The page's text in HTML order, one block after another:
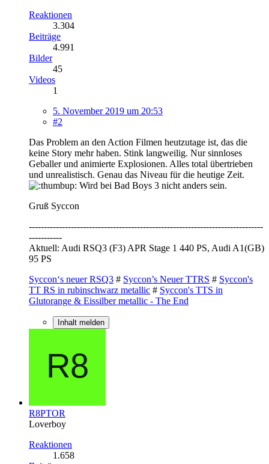
Reaktionen
3.304
Beiträge
4.991
Bilder
45
Videos
1
5. November 2019 um 20:53
#2
Das Problem an den Action Filmen heutzutage ist, das die
keine Story mehr haben. Stink langweilig. Nur sinnloses
Geballer und animierte Explosionen. Alles total übertrieben
und unrealistisch. Genau das Niveau für die heutige Zeit.
Wird bei Bad Boys 3 nicht anders sein.
Gruß Syccon
------------------------------------------------------------------------------
-----------
Aktuell: Audi RSQ3 (F3) APR Stage 1 440 PS, Audi A1(GB)
95 PS
Syccon‘s neuer RSQ3 # Syccon’s Neuer TTRS # Syccon's
TT RS in rubinschwarz metallic # Syccon's TTS in
Glutorange & Eissilber metallic - The End
Inhalt melden
R8PTOR
Loverboy
Reaktionen
1.658